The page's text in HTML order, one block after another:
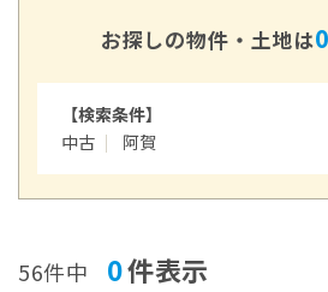
お探しの物件・土地は
【検索条件】
中古
阿賀
56件中 0件表示